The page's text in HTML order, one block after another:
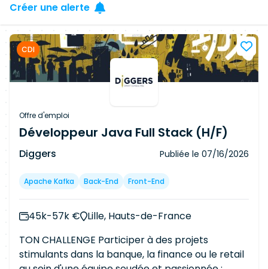
Créer une alerte
CDI
Offre d'emploi
Développeur Java Full Stack (H/F)
Diggers Publiée le 07/16/2026
Apache Kafka Back-End Front-End
45k-57k €
Lille, Hauts-de-France
TON CHALLENGE Participer à des projets
stimulants dans la banque, la finance ou le retail